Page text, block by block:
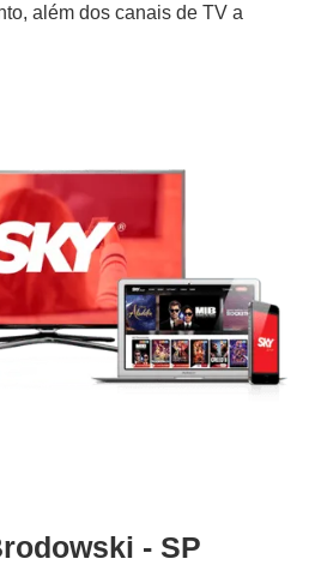
além dos canais de TV a
- SP